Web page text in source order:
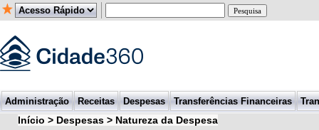
Administração Receitas Despesas Transferências Financeiras
Início > Despesas > Natureza da Despesa